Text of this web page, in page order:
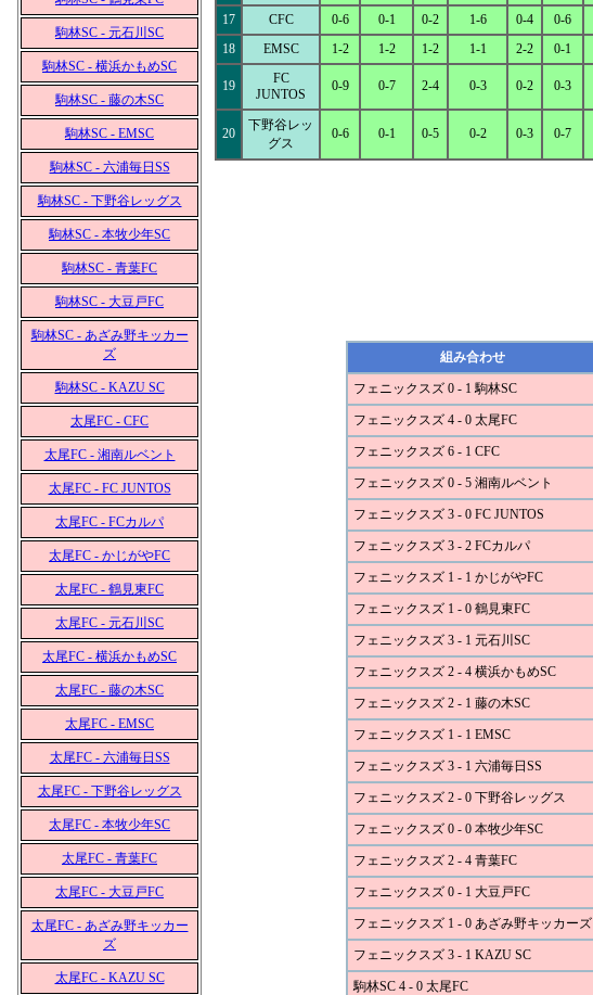
駒林SC - 元石川SC
駒林SC - 横浜かもめSC
駒林SC - 藤の木SC
駒林SC - EMSC
駒林SC - 六浦毎日SS
駒林SC - 下野谷レッグス
駒林SC - 本牧少年SC
駒林SC - 青葉FC
駒林SC - 大豆戸FC
駒林SC - あざみ野キッカー
ズ
駒林SC - KAZU SC
太尾FC - CFC
太尾FC - 湘南ルベント
太尾FC - FC JUNTOS
太尾FC - FCカルパ
太尾FC - かじがやFC
太尾FC - 鶴見東FC
太尾FC - 元石川SC
太尾FC - 横浜かもめSC
太尾FC - 藤の木SC
太尾FC - EMSC
太尾FC - 六浦毎日SS
太尾FC - 下野谷レッグス
太尾FC - 本牧少年SC
太尾FC - 青葉FC
太尾FC - 大豆戸FC
太尾FC - あざみ野キッカー
ズ
太尾FC - KAZU SC
17
CFC 0-6 0-1 0-2 1-6 0-4 0-6
18
EMSC 1-2 1-2 1-2 1-1 2-2 0-1
19
FC
JUNTOS
0-9 0-7 2-4 0-3 0-2 0-3
20
下野谷レッ
グス
0-6 0-1 0-5 0-2 0-3 0-7
組み合わせ
フェニックスズ 0 - 1 駒林SC
フェニックスズ 4 - 0 太尾FC
フェニックスズ 6 - 1 CFC
フェニックスズ 0 - 5 湘南ルベント
フェニックスズ 3 - 0 FC JUNTOS
フェニックスズ 3 - 2 FCカルパ
フェニックスズ 1 - 1 かじがやFC
フェニックスズ 1 - 0 鶴見東FC
フェニックスズ 3 - 1 元石川SC
フェニックスズ 2 - 4 横浜かもめSC
フェニックスズ 2 - 1 藤の木SC
フェニックスズ 1 - 1 EMSC
フェニックスズ 3 - 1 六浦毎日SS
フェニックスズ 2 - 0 下野谷レッグス
フェニックスズ 0 - 0 本牧少年SC
フェニックスズ 2 - 4 青葉FC
フェニックスズ 0 - 1 大豆戸FC
フェニックスズ 1 - 0 あざみ野キッカーズ
フェニックスズ 3 - 1 KAZU SC
駒林SC 4 - 0 太尾FC